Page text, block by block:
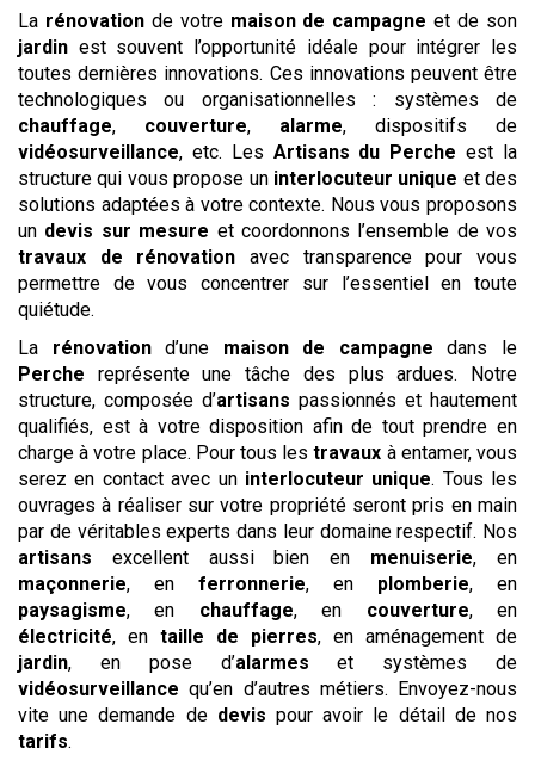
La rénovationde votre maison de campagne et de son
jardin est souvent l’opportunité idéale pour intégrer les
toutes dernières innovations. Ces innovations peuvent être
technologiques ou organisationnelles : systèmes de
chauffage, couverture, alarme, dispositifs de
vidéosurveillance, etc. Les Artisans du Perche est la
structure qui vous propose un interlocuteur unique et des
solutions adaptées à votre contexte. Nous vous proposons
un devis sur mesure et coordonnons l’ensemble de vos
travaux de rénovation avec transparence pour vous
permettre de vous concentrer sur l’essentiel en toute
quiétude.
La rénovationd’une maison de campagne dans le
Perche représente une tâche des plus ardues. Notre
structure, composée d’artisans passionnés et hautement
qualifiés, est à votre disposition afin de tout prendre en
charge à votre place. Pour tous lestravaux à entamer, vous
serez en contact avec un interlocuteur unique. Tous les
ouvrages à réaliser sur votre propriété seront pris en main
par de véritables experts dans leur domaine respectif. Nos
artisans excellent aussi bien en menuiserie, en
maçonnerie, en ferronnerie, en plomberie, en
paysagisme, en chauffage, en couverture, en
électricité, en taille de pierres, en aménagement de
jardin, en pose d’alarmes et systèmes de
vidéosurveillance qu’en d’autres métiers. Envoyez-nous
vite une demande de devis pour avoir le détail de nos
tarifs.